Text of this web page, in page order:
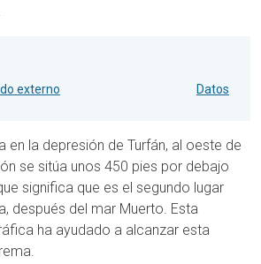
externo Datos
en la depresión de Turfán, al oeste de
se sitúa unos 450 pies por debajo
significa que es el segundo lugar
después del mar Muerto. Esta
ha ayudado a alcanzar esta